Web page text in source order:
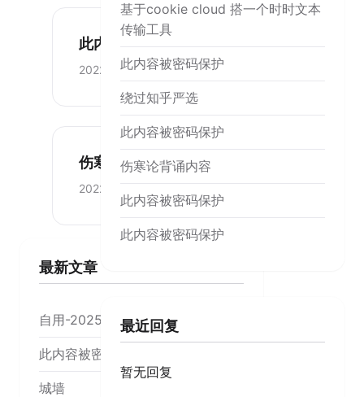
此内容被密码保护
2022-11-17
伤寒论背诵内容
2022-11-16
最新文章
自用-20250206
此内容被密码保护
城墙
基于cookie cloud 搭一个时时文本
传输工具
此内容被密码保护
绕过知乎严选
此内容被密码保护
伤寒论背诵内容
此内容被密码保护
此内容被密码保护
最近回复
暂无回复